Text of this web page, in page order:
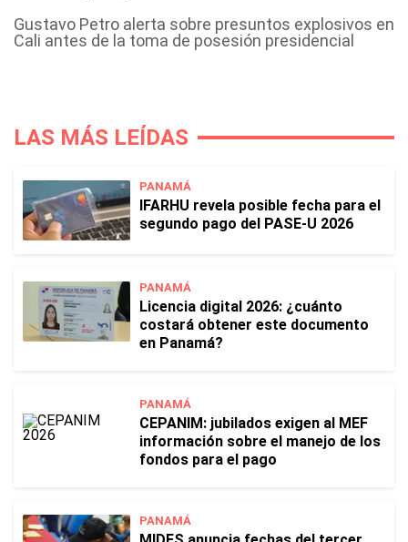
Gustavo Petro alerta sobre presuntos explosivos en
Cali antes de la toma de posesión presidencial
LAS MÁS LEÍDAS
PANAMÁ
IFARHU revela posible fecha para el
segundo pago del PASE-U 2026
PANAMÁ
Licencia digital 2026: ¿cuánto
costará obtener este documento
en Panamá?
PANAMÁ
CEPANIM: jubilados exigen al MEF
información sobre el manejo de los
fondos para el pago
PANAMÁ